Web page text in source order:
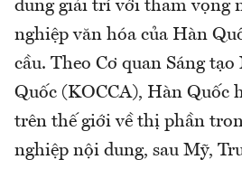
dung giải trí với tham vọng
nghiệp văn hóa của Hàn
cầu. Theo Cơ quan Sáng
Quốc (KOCCA), Hàn Quốc
trên thế giới về thị phần
nghiệp nội dung, sau Mỹ,